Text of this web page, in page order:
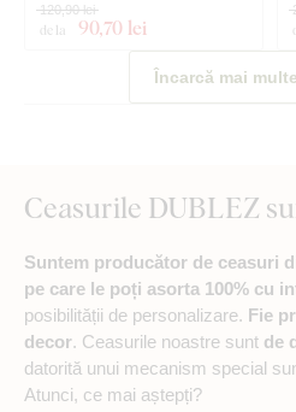
de la 90,70 lei
120,90 lei
Încarcă mai
Ceasurile DUBLEZ
Suntem producător de ceasuri
pe care le poți asorta 100% cu
posibilității de personalizare. Fie
decor. Ceasurile noastre sunt de
datorită unui mecanism special
Atunci, ce mai aștepți?